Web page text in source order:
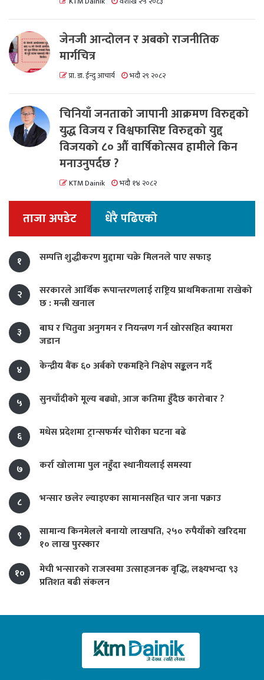
जेनजी आन्दोलन र अबको राजनीतिक
मार्गचित्र
प्रा. डा. ईन्दु आचार्य भदौ २९ २०८२
चिनियाँ जनताको जापानी आक्रमण विरुद्दको
युद्ध विजय र विश्वफासिष्ट विरुद्दको युद्द
विजयको ८० औं वार्षिकोत्सव हामीले किन
मनाउनुपर्दछ ?
KTM Dainik भदौ १४ २०८२
ताजा अपडेट धेरै पढिएको
१ सम्पत्ति शुद्धीकरण मुद्दामा चक्रे मिलनले पाए सफाइ
२
सरकारले आर्थिक रूपान्तरणलाई राष्ट्रिय प्राथमिकतामा राखेको
छ : मन्त्री खनाल
३
बाघ र चितुवा अनुगमन र नियन्त्रण गर्न खोरसहित क्यामरा
जडान
४
केन्द्रीय बैंक ६० अर्बको एकमहिने निक्षेप सङ्कलन गर्दै
५ सुनचाँदीको मूल्य बढ्यो, आज कतिमा हुँदैछ कारोबार ?
६ मधेस प्रदेशमा ट्रान्सफर्मर चोरीका घटना बढे
७ कर्रा खोलामा पुल नहुँदा स्थानीयलाई समस्या
८ भन्सार छलेर ल्याइएका सामानसहित चार जना पक्राउ
९
सामान्य किनमेलले बनायो लाखपति, २५० रुपैयाँको खरिदमा
१० लाख पुरस्कार
१०
मेची भन्सारको राजस्वमा उत्साहजनक वृद्धि, लक्ष्यभन्दा ९३
प्रतिशत बढी संकलन